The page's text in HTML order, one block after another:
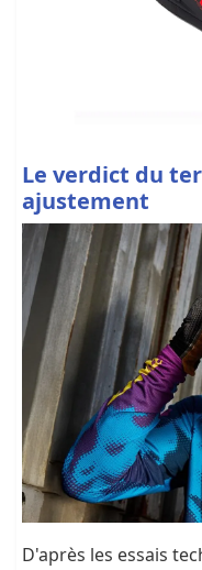
Le verdict du
ajustement
D'après les essais